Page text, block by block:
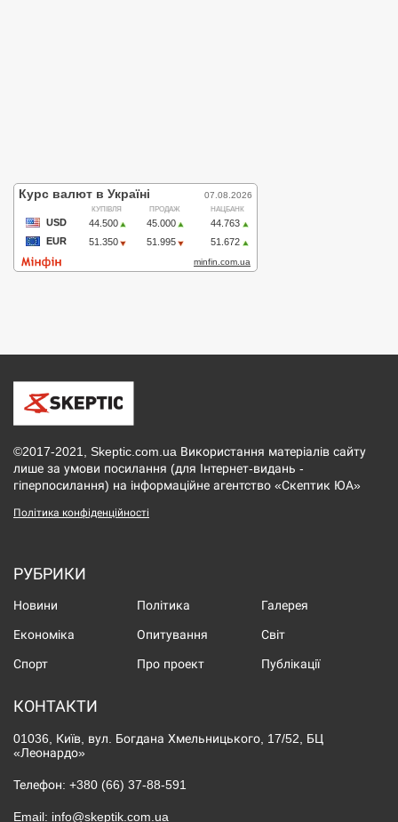
©2017-2021, Skeptic.com.ua Використання матеріалів сайту
лише за умови посилання (для Інтернет-видань -
гіперпосилання) на інформаційне агентство «Скептик ЮА»
Політика конфіденційності
РУБРИКИ
Новини Політика Галерея
Економіка Опитування Світ
Спорт Про проект Публікації
КОНТАКТИ
01036, Київ, вул. Богдана Хмельницького, 17/52, БЦ
«Леонардо»
Телефон: +380 (66) 37-88-591
Email: info@skeptik.com.ua